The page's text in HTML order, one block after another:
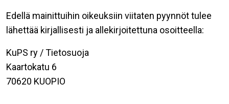
Edellä mainittuihin oikeuksiin viitaten pyynnöt tulee
lähettää kirjallisesti ja allekirjoitettuna osoitteella:
KuPS ry / Tietosuoja
Kaartokatu 6
70620 KUOPIO